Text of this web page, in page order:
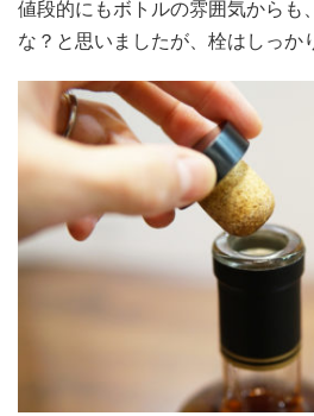
値段的にもボトルの雰囲気からも
な？と思いましたが、栓はしっか